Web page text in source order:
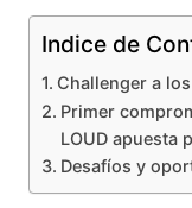
Indice de
Challenger a
Primer
LOUD apuesta
Desafíos y